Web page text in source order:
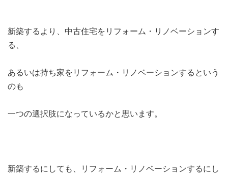
新築するより、中古住宅をリフォーム・リノベーションす
る、
あるいは持ち家をリフォーム・リノベーションするという
のも
一つの選択肢になっているかと思います。
新築するにしても、リフォーム・リノベーションするにし